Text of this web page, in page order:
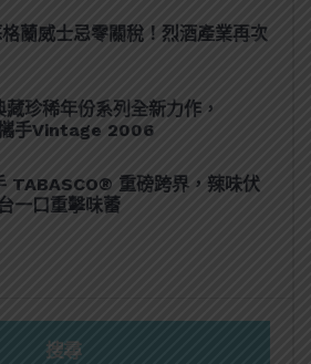
蘭威士忌零關稅！烈酒產業再次
珍稀年份系列全新力作，
手Vintage 2006
TABASCO® 重磅跨界，辣味伏
一口重擊味蕾
搜尋